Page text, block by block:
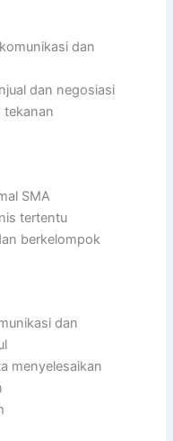
dan
dan negosiasi
tekanan
SMA
tertentu
berkelompok
dan
menyelesaikan